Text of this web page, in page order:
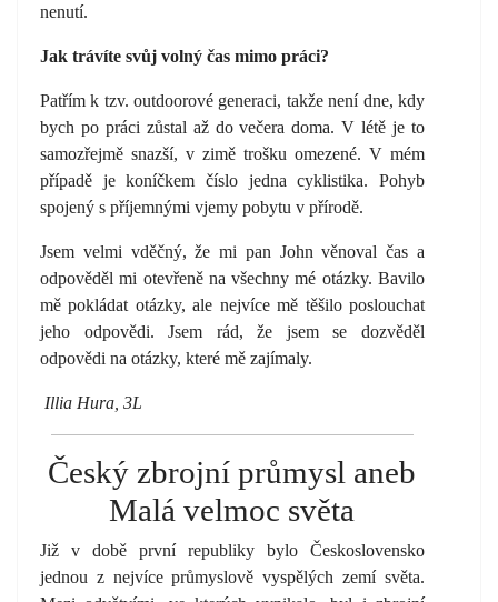
nenutí.
Jak trávíte svůj volný čas mimo práci?
Patřím k tzv. outdoorové generaci, takže není dne, kdy
bych po práci zůstal až do večera doma. V létě je to
samozřejmě snazší, v zimě trošku omezené. V mém
případě je koníčkem číslo jedna cyklistika. Pohyb
spojený s příjemnými vjemy pobytu v přírodě.
Jsem velmi vděčný, že mi pan John věnoval čas a
odpověděl mi otevřeně na všechny mé otázky. Bavilo
mě pokládat otázky, ale nejvíce mě těšilo poslouchat
jeho odpovědi. Jsem rád, že jsem se dozvěděl
odpovědi na otázky, které mě zajímaly.
Illia Hura, 3L
Český zbrojní průmysl aneb
Malá velmoc světa
Již v době první republiky bylo Československo
jednou z nejvíce průmyslově vyspělých zemí světa.